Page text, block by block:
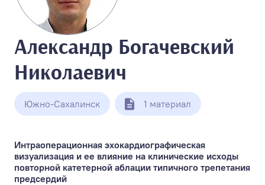
Александр Богачевский
Николаевич
Южно-Сахалинск 1 материал
Интраоперационная эхокардиографическая
визуализация и ее влияние на клинические исходы
повторной катетерной аблации типичного трепетания
предсердий